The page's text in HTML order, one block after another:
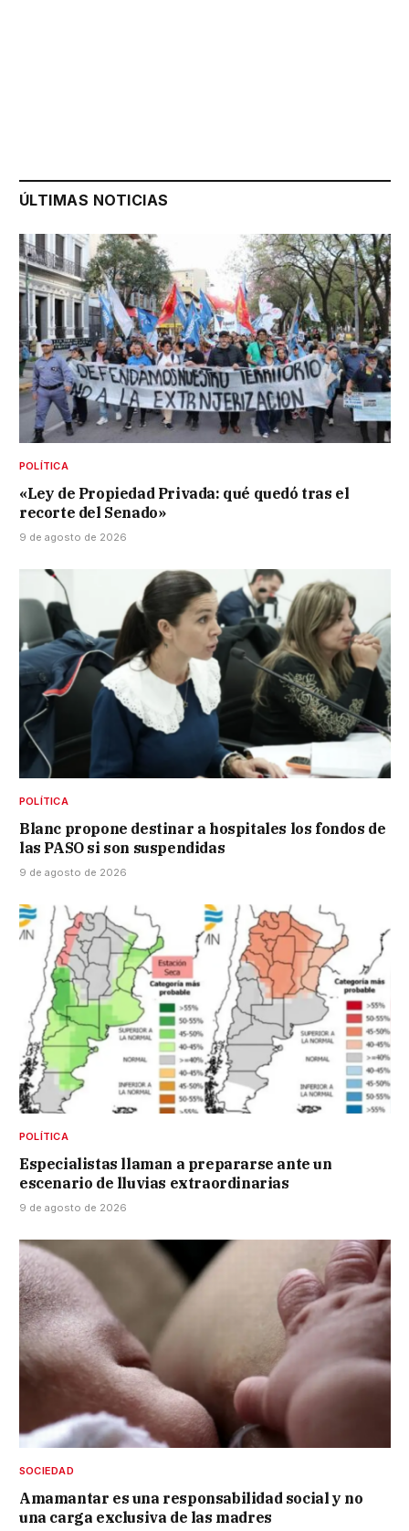
ÚLTIMAS NOTICIAS
POLÍTICA
«Ley de Propiedad Privada: qué quedó tras el
recorte del Senado»
9 de agosto de 2026
POLÍTICA
Blanc propone destinar a hospitales los fondos de
las PASO si son suspendidas
9 de agosto de 2026
POLÍTICA
Especialistas llaman a prepararse ante un
escenario de lluvias extraordinarias
9 de agosto de 2026
SOCIEDAD
Amamantar es una responsabilidad social y no
una carga exclusiva de las madres